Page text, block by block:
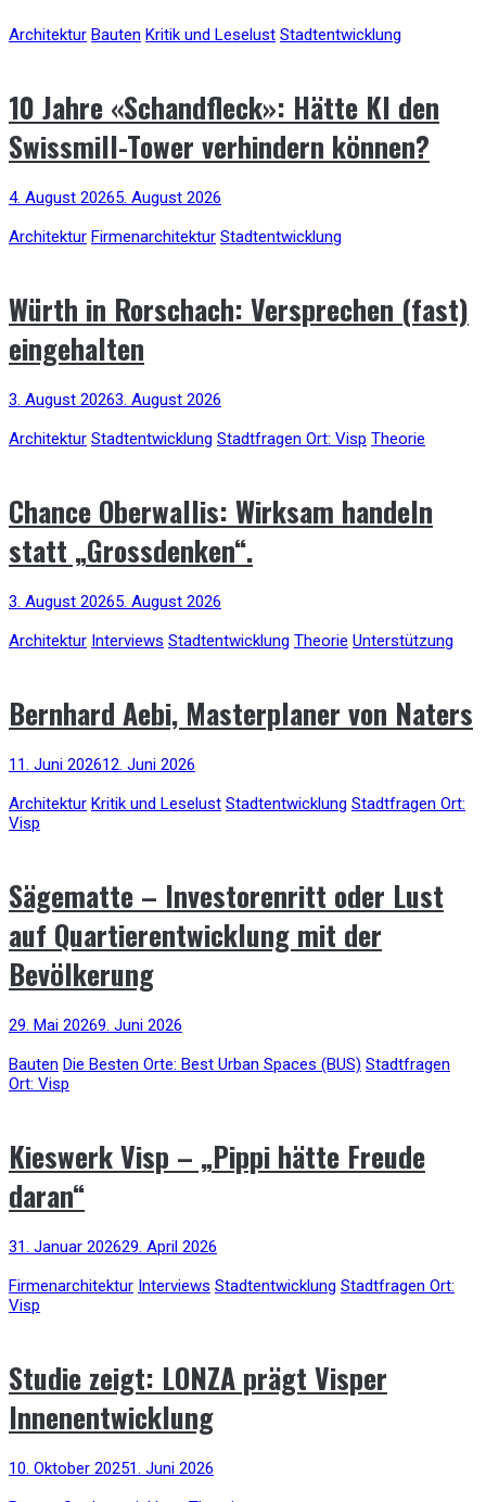
Architektur Bauten Kritik und Leselust Stadtentwicklung
10 Jahre «Schandfleck»: Hätte KI den
Swissmill-Tower verhindern können?
4. August 20265. August 2026
Architektur Firmenarchitektur Stadtentwicklung
Würth in Rorschach: Versprechen (fast)
eingehalten
3. August 20263. August 2026
Architektur Stadtentwicklung Stadtfragen Ort: Visp Theorie
Chance Oberwallis: Wirksam handeln
statt „Grossdenken“.
3. August 20265. August 2026
Architektur Interviews Stadtentwicklung Theorie Unterstützung
Bernhard Aebi, Masterplaner von Naters
11. Juni 202612. Juni 2026
Architektur Kritik und Leselust Stadtentwicklung Stadtfragen Ort:
Visp
Sägematte – Investorenritt oder Lust
auf Quartierentwicklung mit der
Bevölkerung
29. Mai 20269. Juni 2026
Bauten Die Besten Orte: Best Urban Spaces (BUS) Stadtfragen
Ort: Visp
Kieswerk Visp – „Pippi hätte Freude
daran“
31. Januar 202629. April 2026
Firmenarchitektur Interviews Stadtentwicklung Stadtfragen Ort:
Visp
Studie zeigt: LONZA prägt Visper
Innenentwicklung
10. Oktober 20251. Juni 2026